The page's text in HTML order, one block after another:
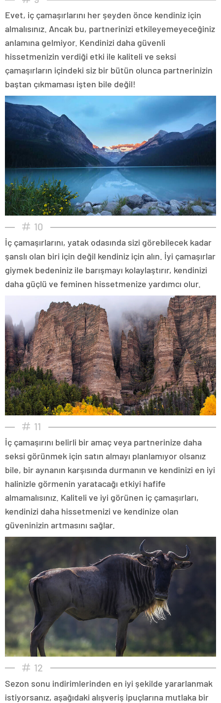
Evet, iç çamaşırlarını her şeyden önce kendiniz için
almalısınız. Ancak bu, partnerinizi etkileyemeyeceğiniz
anlamına gelmiyor. Kendinizi daha güvenli
hissetmenizin verdiği etki ile kaliteli ve seksi
çamaşırların içindeki siz bir bütün olunca partnerinizin
baştan çıkmaması işten bile değil!
10
İç çamaşırlarını, yatak odasında sizi görebilecek kadar
şanslı olan biri için değil kendiniz için alın. İyi çamaşırlar
giymek bedeniniz ile barışmayı kolaylaştırır, kendinizi
daha güçlü ve feminen hissetmenize yardımcı olur.
11
İç çamaşırını belirli bir amaç veya partnerinize daha
seksi görünmek için satın almayı planlamıyor olsanız
bile, bir aynanın karşısında durmanın ve kendinizi en iyi
halinizle görmenin yaratacağı etkiyi hafife
almamalısınız. Kaliteli ve iyi görünen iç çamaşırları,
kendinizi daha hissetmenizi ve kendinize olan
güveninizin artmasını sağlar.
12
Sezon sonu indirimlerinden en iyi şekilde yararlanmak
istiyorsanız, aşağıdaki alışveriş ipuçlarına mutlaka bir